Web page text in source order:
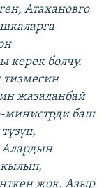
Атахановго
керек болчу.
тизмесин
жазаланбай
министрди баш
Алардын
жок. Азыр